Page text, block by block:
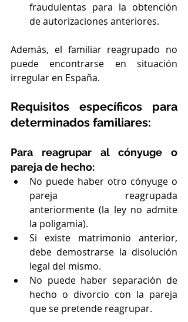
fraudulentas para la obtención
de autorizaciones anteriores.
Además, el familiar reagrupado no
puede encontrarse en situación
irregular en España.
Requisitos específicos para
determinados familiares:
Para reagrupar al cónyuge o
pareja de hecho:
No puede haber otro cónyuge o
pareja reagrupada
anteriormente (la ley no admite
la poligamia).
Si existe matrimonio anterior,
debe demostrarse la disolución
legal del mismo.
No puede haber separación de
hecho o divorcio con la pareja
que se pretende reagrupar.